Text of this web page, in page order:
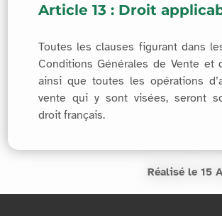
Article 13 : Droit
Toutes les clauses figurant dans
Conditions Générales de Vente et
ainsi que toutes les opérations
vente qui y sont visées, seront
droit français.
Réalisé le 15